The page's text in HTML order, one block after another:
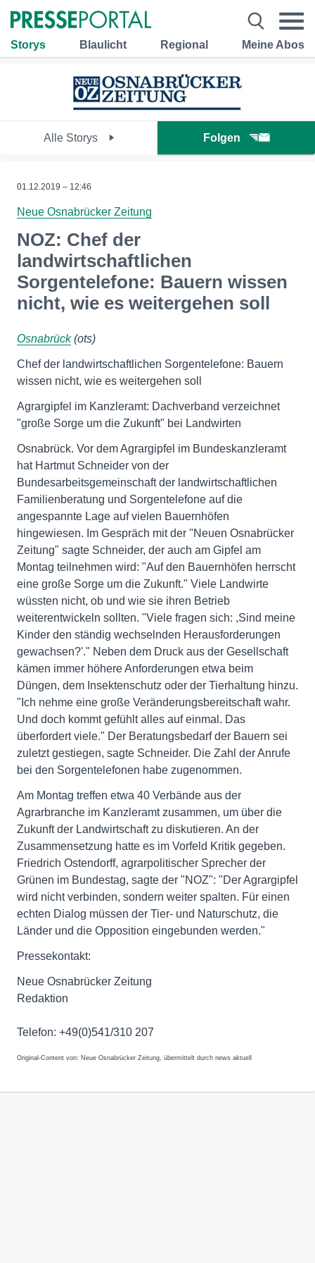
Storys Blaulicht Regional Meine Abos
Alle Storys Folgen
01.12.2019 – 12:46
Neue Osnabrücker Zeitung
NOZ: Chef der
landwirtschaftlichen
Sorgentelefone: Bauern wissen
nicht, wie es weitergehen soll
Osnabrück(ots)
Chef der landwirtschaftlichen Sorgentelefone: Bauern
wissen nicht, wie es weitergehen soll
Agrargipfel im Kanzleramt: Dachverband verzeichnet
"große Sorge um die Zukunft" bei Landwirten
Osnabrück. Vor dem Agrargipfel im Bundeskanzleramt
hat Hartmut Schneider von der
Bundesarbeitsgemeinschaft der landwirtschaftlichen
Familienberatung und Sorgentelefone auf die
angespannte Lage auf vielen Bauernhöfen
hingewiesen. Im Gespräch mit der "Neuen Osnabrücker
Zeitung" sagte Schneider, der auch am Gipfel am
Montag teilnehmen wird: "Auf den Bauernhöfen herrscht
eine große Sorge um die Zukunft." Viele Landwirte
wüssten nicht, ob und wie sie ihren Betrieb
weiterentwickeln sollten. "Viele fragen sich: ,Sind meine
Kinder den ständig wechselnden Herausforderungen
gewachsen?'." Neben dem Druck aus der Gesellschaft
kämen immer höhere Anforderungen etwa beim
Düngen, dem Insektenschutz oder der Tierhaltung hinzu.
"Ich nehme eine große Veränderungsbereitschaft wahr.
Und doch kommt gefühlt alles auf einmal. Das
überfordert viele." Der Beratungsbedarf der Bauern sei
zuletzt gestiegen, sagte Schneider. Die Zahl der Anrufe
bei den Sorgentelefonen habe zugenommen.
Am Montag treffen etwa 40 Verbände aus der
Agrarbranche im Kanzleramt zusammen, um über die
Zukunft der Landwirtschaft zu diskutieren. An der
Zusammensetzung hatte es im Vorfeld Kritik gegeben.
Friedrich Ostendorff, agrarpolitischer Sprecher der
Grünen im Bundestag, sagte der "NOZ": "Der Agrargipfel
wird nicht verbinden, sondern weiter spalten. Für einen
echten Dialog müssen der Tier- und Naturschutz, die
Länder und die Opposition eingebunden werden."
Pressekontakt:
Neue Osnabrücker Zeitung
Redaktion
Telefon: +49(0)541/310 207
Original-Content von: Neue Osnabrücker Zeitung, übermittelt durch news aktuell